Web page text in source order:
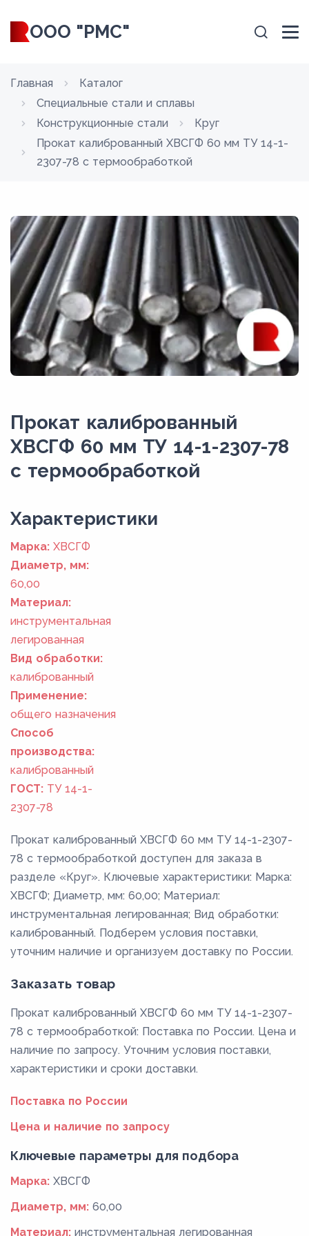
ООО "РМС"
Главная
Каталог
Специальные стали и сплавы
Конструкционные стали
Круг
Прокат калиброванный ХВСГФ 60 мм ТУ 14-1-
2307-78 с термообработкой
Прокат калиброванный
ХВСГФ 60 мм ТУ 14-1-2307-78
с термообработкой
Xарактеристики
Марка: ХВСГФ
Диаметр, мм:
60,00
Материал:
инструментальная
легированная
Вид обработки:
калиброванный
Применение:
общего назначения
Способ
производства:
калиброванный
ГОСТ: ТУ 14-1-
2307-78
Прокат калиброванный ХВСГФ 60 мм ТУ 14-1-2307-
78 с термообработкой доступен для заказа в
разделе «Круг». Ключевые характеристики: Марка:
ХВСГФ; Диаметр, мм: 60,00; Материал:
инструментальная легированная; Вид обработки:
калиброванный. Подберем условия поставки,
уточним наличие и организуем доставку по России.
Заказать товар
Прокат калиброванный ХВСГФ 60 мм ТУ 14-1-2307-
78 с термообработкой: Поставка по России. Цена и
наличие по запросу. Уточним условия поставки,
характеристики и сроки доставки.
Поставка по России
Цена и наличие по запросу
Ключевые параметры для подбора
Марка: ХВСГФ
Диаметр, мм: 60,00
Материал: инструментальная легированная